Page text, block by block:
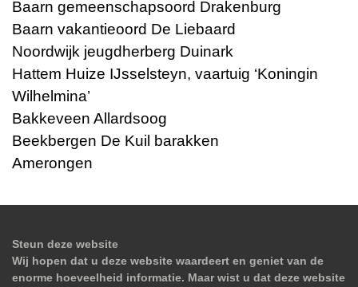
Baarn gemeenschapsoord Drakenburg
Baarn vakantieoord De Liebaard
Noordwijk jeugdherberg Duinark
Hattem Huize IJsselsteyn, vaartuig ‘Koningin
Wilhelmina’
Bakkeveen Allardsoog
Beekbergen De Kuil barakken
Amerongen
Steun deze website
Wij hopen dat u deze website waardeert en geniet van de
enorme hoeveelheid informatie. Maar wist u dat deze website